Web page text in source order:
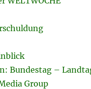
Bundestag –
Group